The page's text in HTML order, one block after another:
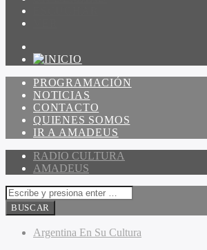
PROGRAMACIÓN
NOTICIAS
CONTACTO
QUIENES SOMOS
IR A AMADEUS
RADIO CULTURA
AMADEUS
Argentina En Su Cultura